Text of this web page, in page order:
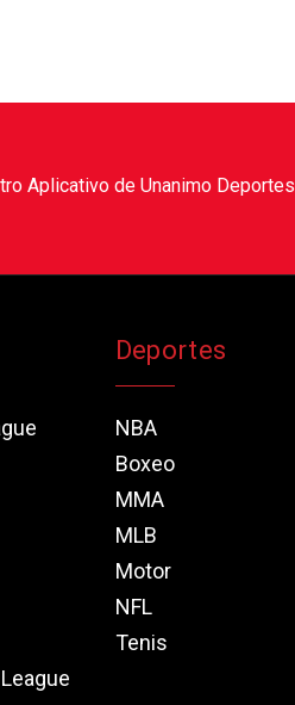
Aplicativo de Unanimo Deportes
Deportes
NBA
Boxeo
MMA
MLB
Motor
NFL
Tenis